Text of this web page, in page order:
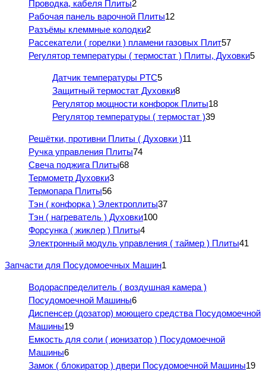
Проводка, кабеля Плиты2
Рабочая панель варочной Плиты12
Разъёмы клеммные колодки2
Рассекатели ( горелки ) пламени газовых Плит57
Регулятор температуры ( термостат ) Плиты, Духовки5
Датчик температуры PTC5
Защитный термостат Духовки8
Регулятор мощности конфорок Плиты18
Регулятор температуры ( термостат )39
Решётки, противни Плиты ( Духовки )11
Ручка управления Плиты74
Свеча поджига Плиты68
Термометр Духовки3
Термопара Плиты56
Тэн ( конфорка ) Электроплиты37
Тэн ( нагреватель ) Духовки100
Форсунка ( жиклер ) Плиты4
Электронный модуль управления ( таймер ) Плиты41
Запчасти для Посудомоечных Машин1
Водораспределитель ( воздушная камера )
Посудомоечной Машины6
Диспенсер (дозатор) моющего средства Посудомоечной
Машины19
Емкость для соли ( ионизатор ) Посудомоечной
Машины6
Замок ( блокиратор ) двери Посудомоечной Машины19